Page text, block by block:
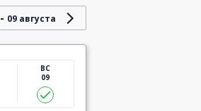
- 09 августа
ВС
09